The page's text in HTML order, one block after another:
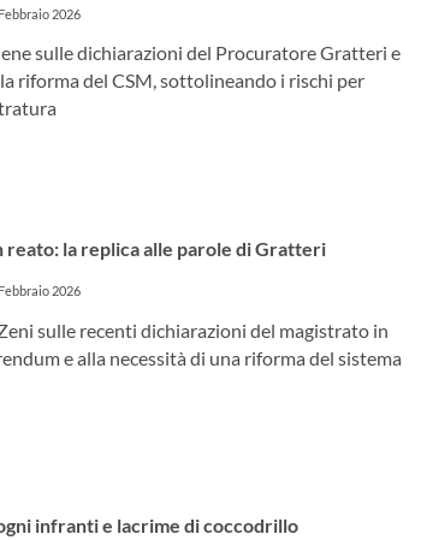
2026
sulle dichiarazioni del Procuratore Gratteri e
riforma del CSM, sottolineando i rischi per
reato: la replica alle parole di Gratteri
2026
sulle recenti dichiarazioni del magistrato in
e alla necessità di una riforma del sistema
infranti e lacrime di coccodrillo